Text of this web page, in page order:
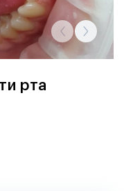
рта